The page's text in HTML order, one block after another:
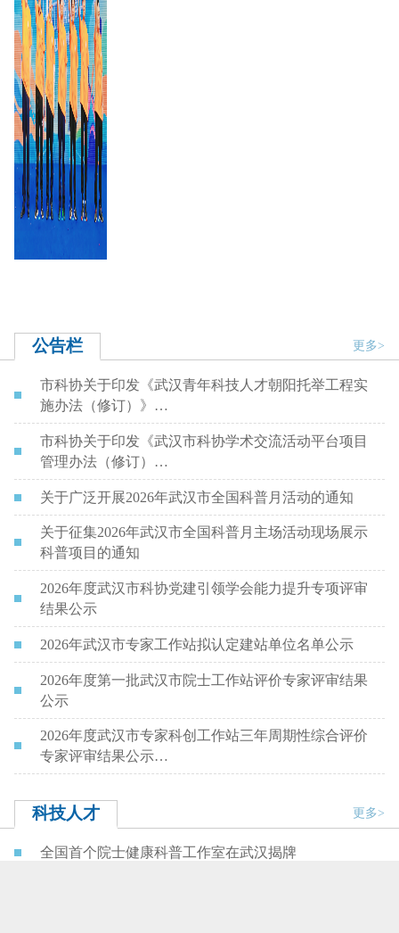
更多>
公告栏
市科协关于印发《武汉青年科技人才朝阳托举工程实
施办法（修订）》…
市科协关于印发《武汉市科协学术交流活动平台项目
管理办法（修订）…
关于广泛开展2026年武汉市全国科普月活动的通知
关于征集2026年武汉市全国科普月主场活动现场展示
科普项目的通知
2026年度武汉市科协党建引领学会能力提升专项评审
结果公示
2026年武汉市专家工作站拟认定建站单位名单公示
2026年度第一批武汉市院士工作站评价专家评审结果
公示
2026年度武汉市专家科创工作站三年周期性综合评价
专家评审结果公示…
更多>
科技人才
全国首个院士健康科普工作室在武汉揭牌